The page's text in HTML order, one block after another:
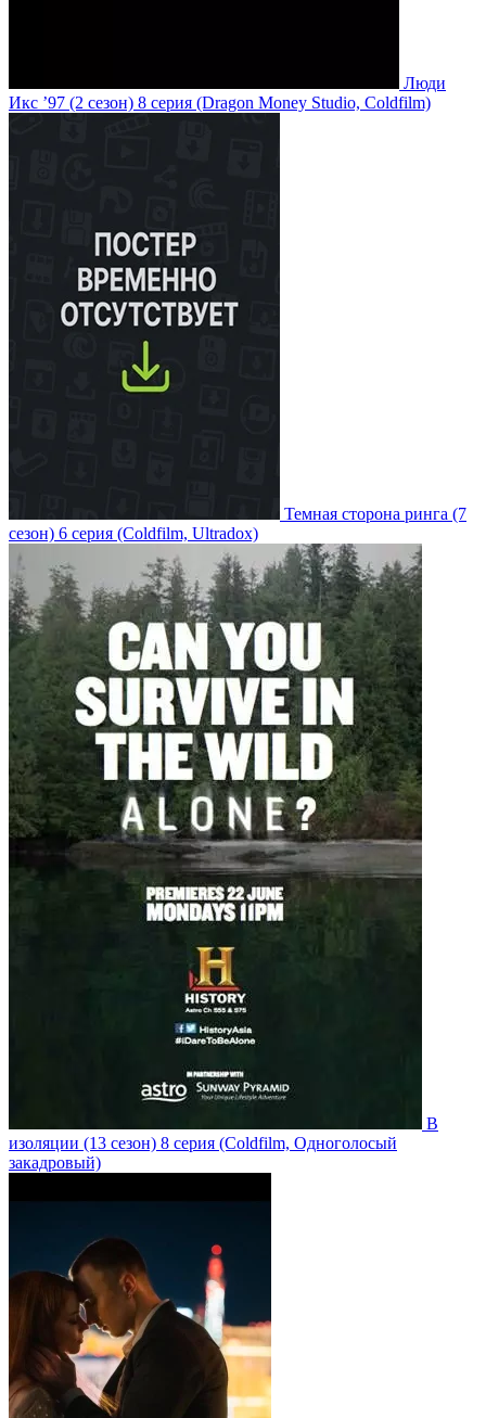
Люди
Икс ’97 (2 сезон) 8 серия (Dragon Money Studio, Coldfilm)
Темная сторона ринга (7
сезон) 6 серия (Coldfilm, Ultradox)
В
изоляции (13 сезон) 8 серия (Coldfilm, Одноголосый
закадровый)